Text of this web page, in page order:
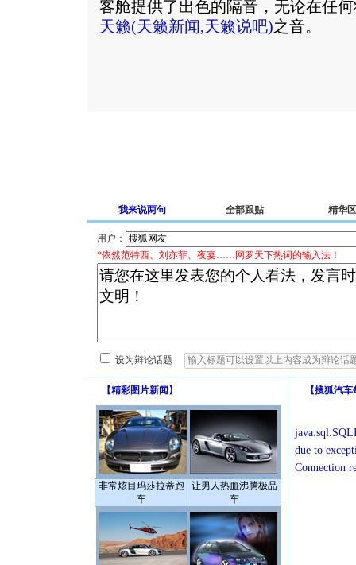
客舱提供了出色的隔音，无论在任
天籁(天籁新闻,天籁说吧)之音。
我来说两句 全部跟贴 精华区
用户：
*依然范特西、刘亦菲、夜宴……网罗天下热词的输入法！
设为辩论话题
【精彩图片新闻 】
非常炫目玛莎拉蒂跑
车
让男人热血沸腾极品
车
【搜狐汽车
due to
Connection